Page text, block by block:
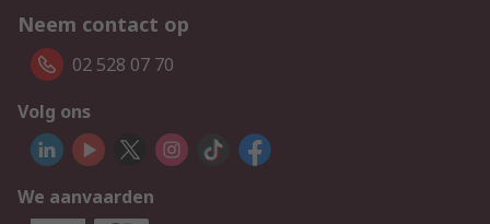
Neem contact op
02 528 07 70
Volg ons
We aanvaarden